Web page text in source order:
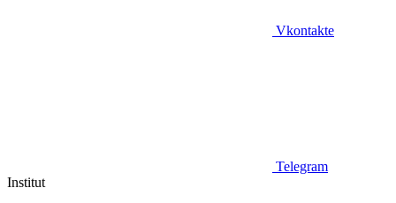
Vkontakte
Telegram
Institut